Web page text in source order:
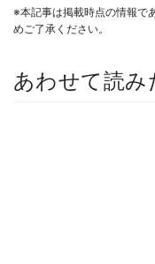
※本記事は掲載時点の情報で
めご了承ください。
あわせて読み